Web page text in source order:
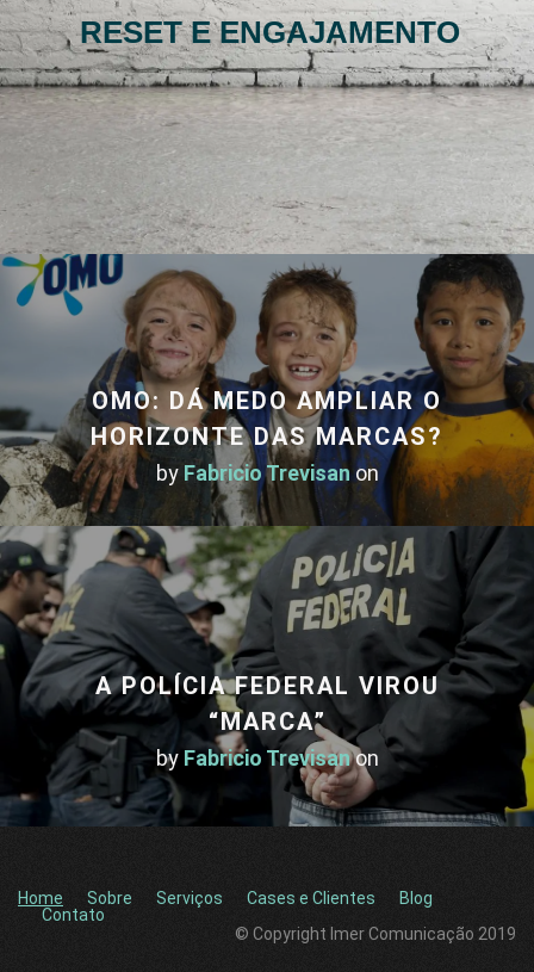
RESET E ENGAJAMENTO
OMO: DÁ MEDO AMPLIAR O
HORIZONTE DAS MARCAS?
by Fabricio Trevisanon
A POLÍCIA FEDERAL VIROU
“MARCA”
by Fabricio Trevisanon
Home Sobre Serviços Cases e Clientes
Blog
Contato
© Copyright Imer Comunicação 2019